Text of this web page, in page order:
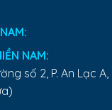
NAM:
số 2, P. An Lạc A,